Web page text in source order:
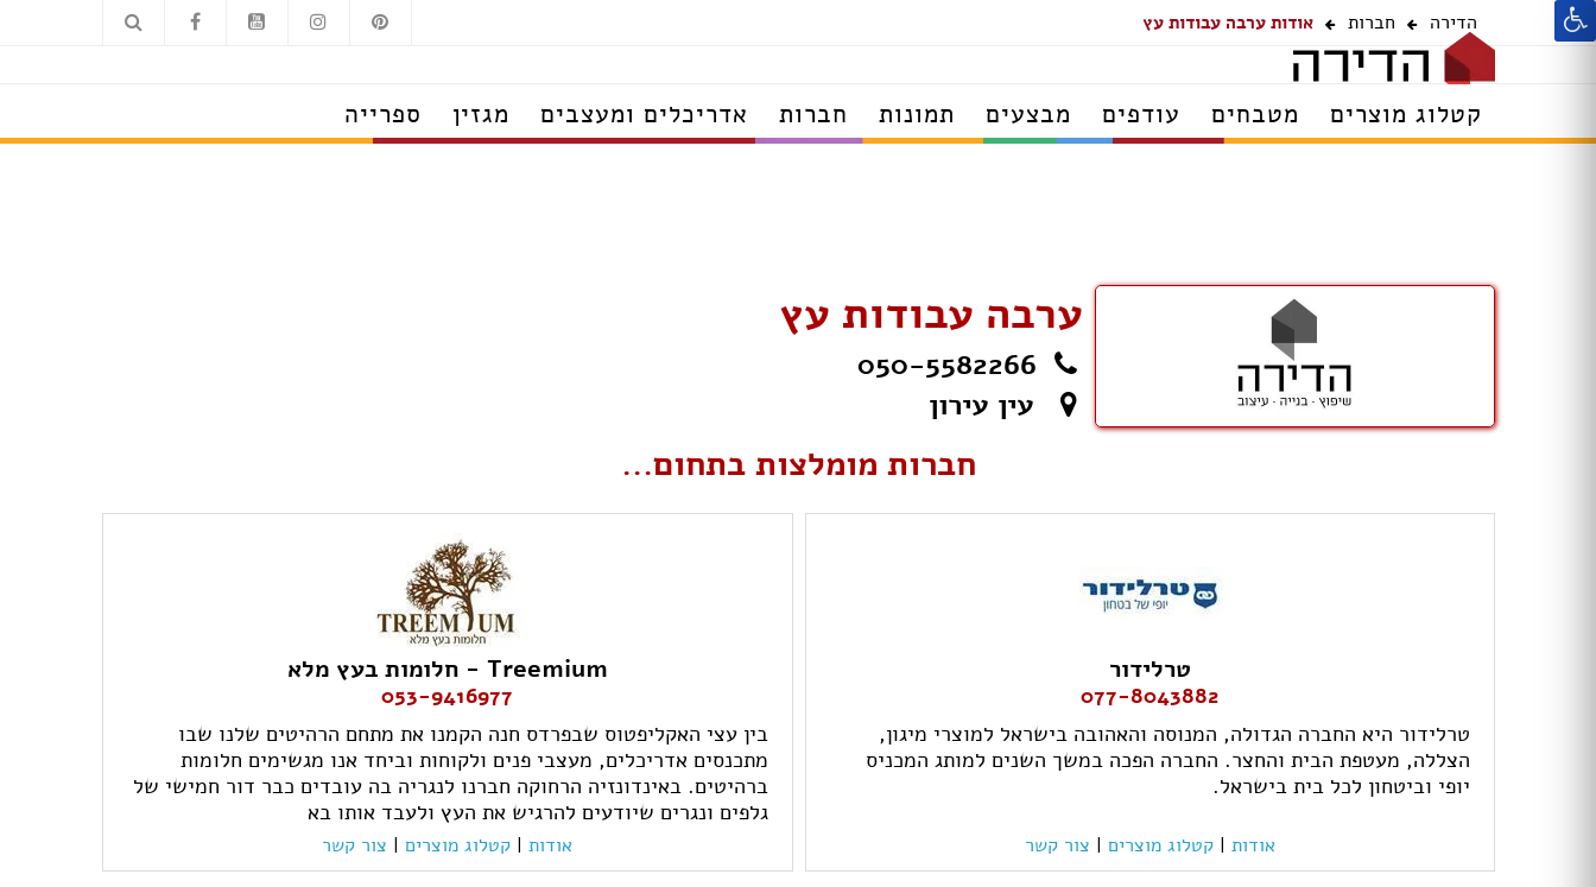
הדירה חברות אודות ערבה עבודות עץ
קטלוג מוצרים מטבחים עודפים מבצעים תמונות חברות אדריכלים ומעצבים מגזין ספרייה
ערבה עבודות עץ
050-5582266
עין עירון
חברות מומלצות בתחום...
טרלידור
077-8043882
טרלידור היא החברה הגדולה, המנוסה והאהובה בישראל למוצרי מיגון,
הצללה, מעטפת הבית והחצר. החברה הפכה במשך השנים למותג המכניס
יופי וביטחון לכל בית בישראל.
אודות | קטלוג מוצרים | צור קשר
Treemium - חלומות בעץ מלא
053-9416977
בין עצי האקליפטוס שבפרדס חנה הקמנו את מתחם הרהיטים שלנו שבו
מתכנסים אדריכלים, מעצבי פנים ולקוחות וביחד אנו מגשימים חלומות
ברהיטים. באינדונזיה הרחוקה חברנו לנגריה בה עובדים כבר דור חמישי של
גלפים ונגרים שיודעים להרגיש את העץ ולעבד אותו בא
אודות | קטלוג מוצרים | צור קשר